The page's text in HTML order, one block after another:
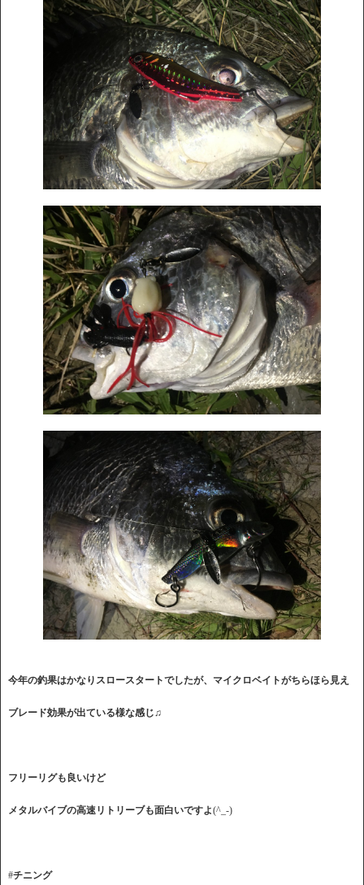
今年の釣果はかなりスロースタートでしたが、マイクロベイトがちらほら見え
ブレード効果が出ている様な感じ♫
フリーリグも良いけど
メタルバイブの高速リトリーブも面白いですよ(^_-)
#チニング